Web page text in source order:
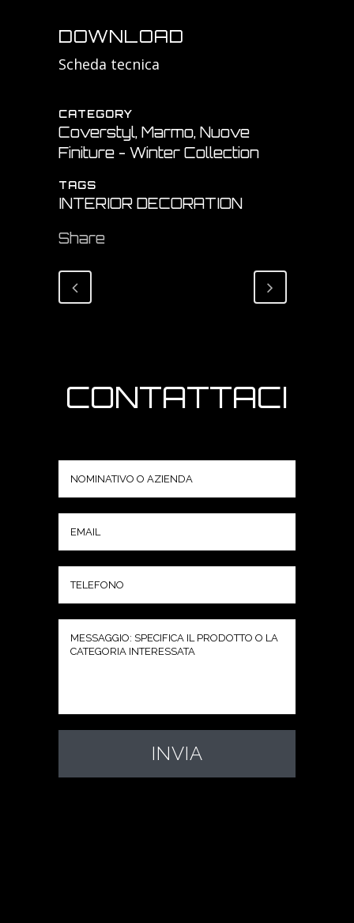
DOWNLOAD
Scheda tecnica
CATEGORY
Coverstyl, Marmo, Nuove
Finiture - Winter Collection
TAGS
INTERIOR DECORATION
Share
CONTATTACI